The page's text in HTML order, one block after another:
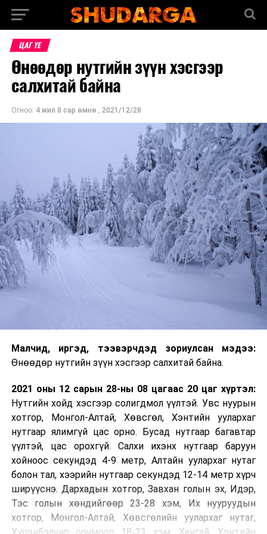
ЦАГ ҮЕ
Өнөөдөр нутгийн зүүн хэсгээр
салхитай байна
Огноо: 4 жил 8 сар.өмнө , 2021/12/28
Малч­ид, иргэд, тээвэрчдэд зориулсан мэдээ:
Өнөөдөр нутгийн зүүн хэсгээр салхитай байна.
2021 оны 12 сарын 28-ны 08 цагаас 20 цаг хүртэл:
Нутгийн хойд хэсгээр солигдмол үүлтэй. Увс нуурын
хотгор, Монгол-Алтай, Хөвсгөл, Хэнтийн уулархаг
нутгаар ялимгүй цас орно. Бусад нутгаар багавтар
үүлтэй, цас орохгүй. Салхи ихэнх нутгаар баруун
хойноос секундэд 4-9 метр, Алтайн уулархаг нутаг
болон тал, хээрийн нутгаар секундэд 12-14 метр хүрч
ширүүснэ. Дархадын хотгор, Завхан голын эх, Идэр,
Тэс голын хөндийгөөр 23-28 хэм, Их нууруудын
хотгор, Монгол-Алтай, Хөвсгөлийн уулархаг нутаг,